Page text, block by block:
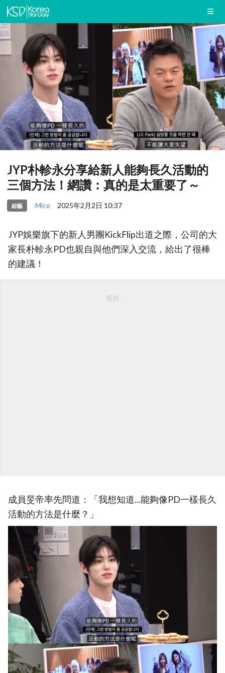
JYP朴軫永分享給新人能夠長久活動的
三個方法！網讚：真的是太重要了～
綜藝 Mico 2025年2月2日 10:37
JYP娛樂旗下的新人男團KickFlip出道之際，公司的大
家長朴軫永PD也親自與他們深入交流，給出了很棒
的建議！
廣告
成員旻帝率先問道：「我想知道...能夠像PD一樣長久
活動的方法是什麼？」